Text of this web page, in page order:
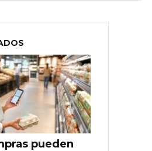
pueden